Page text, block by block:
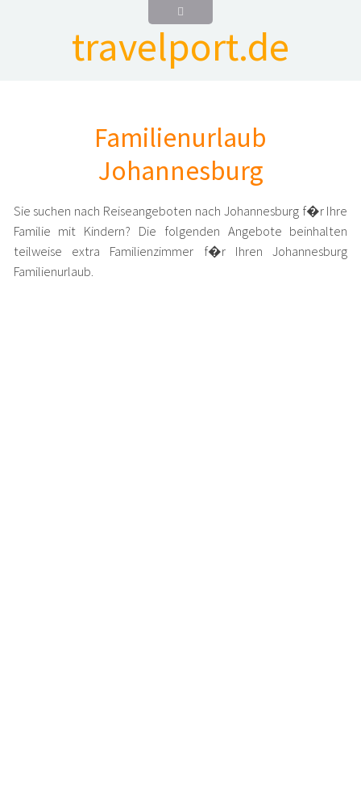
travelport.de
Familienurlaub
Johannesburg
Sie suchen nach Reiseangeboten nach Johannesburg f�r Ihre
Familie mit Kindern? Die folgenden Angebote beinhalten
teilweise extra Familienzimmer f�r Ihren Johannesburg
Familienurlaub.